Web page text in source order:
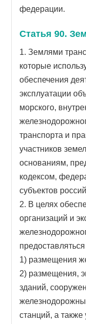
федерации.
Статья 90.
1. Землями
которые
обеспечения
эксплуатации
морского,
транспорта и
участников
основаниям,
кодексом,
субъектов
2. В целях
организаций и
1) размещения
2) размещения,
зданий,
станций, а также